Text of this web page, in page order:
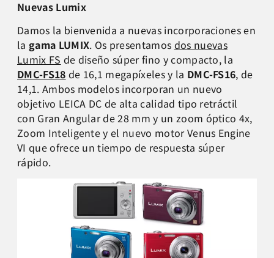
Nuevas Lumix
Damos la bienvenida a nuevas incorporaciones en
la gama LUMIX. Os presentamos dos nuevas
Lumix FS de diseño súper fino y compacto, la
DMC-FS18 de 16,1 megapíxeles y la DMC-FS16, de
14,1. Ambos modelos incorporan un nuevo
objetivo LEICA DC de alta calidad tipo retráctil
con Gran Angular de 28 mm y un zoom óptico 4x,
Zoom Inteligente y el nuevo motor Venus Engine
VI que ofrece un tiempo de respuesta súper
rápido.